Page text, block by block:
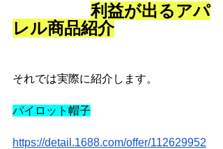
利益が出るアパ
レル商品紹介
それでは実際に紹介します。
パイロット帽子
https://detail.1688.com/offer/112629952